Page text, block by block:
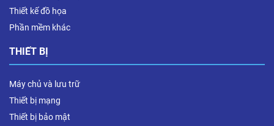
Thiết kế đồ họa
Phần mềm khác
THIẾT BỊ
Máy chủ và lưu trữ
Thiết bị mạng
Thiết bị bảo mật